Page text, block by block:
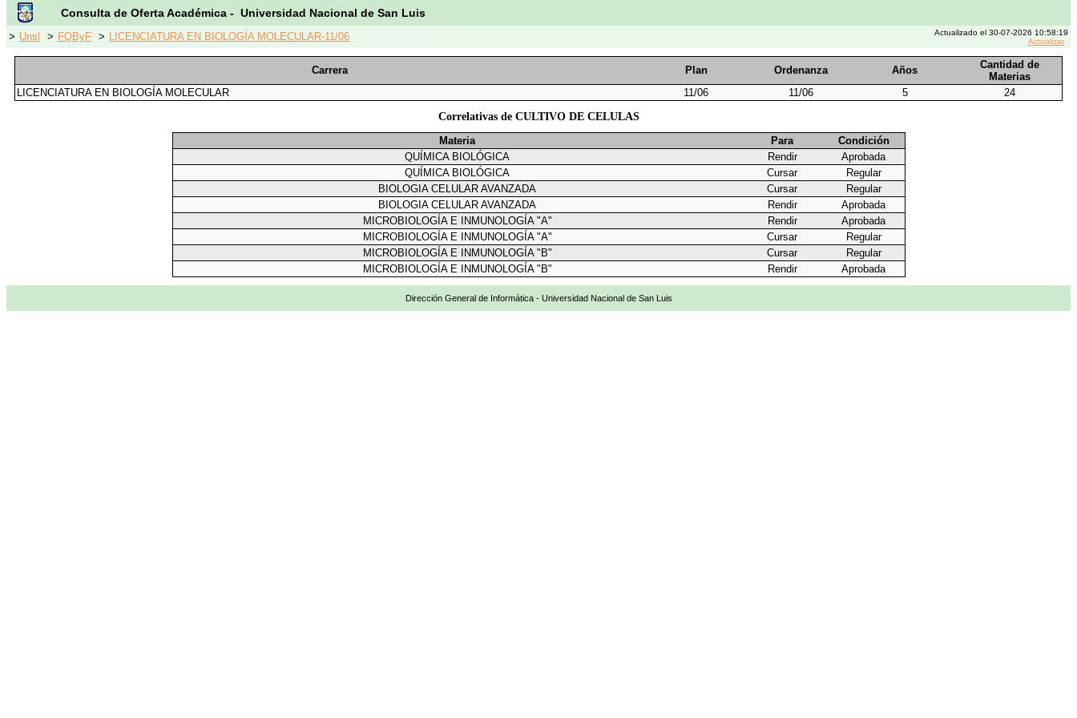
Consulta de Oferta Académica - Universidad Nacional de San Luis
> Unsl > FQByF > LICENCIATURA EN BIOLOGÍA MOLECULAR-11/06
Actualizado el 30-07-2026 10:58:19
Actualizar
Carrera Plan Ordenanza Años
Cantidad de
Materias
LICENCIATURA EN BIOLOGÍA MOLECULAR
11/06 11/06 5
24
Correlativas de CULTIVO DE CELULAS
Materia Para
Condición
QUÍMICA BIOLÓGICA
Rendir
Aprobada
QUÍMICA BIOLÓGICA
Cursar
Regular
BIOLOGIA CELULAR AVANZADA
Cursar
Regular
BIOLOGIA CELULAR AVANZADA
Rendir
Aprobada
MICROBIOLOGÍA E INMUNOLOGÍA "A"
Rendir
Aprobada
MICROBIOLOGÍA E INMUNOLOGÍA "A"
Cursar
Regular
MICROBIOLOGÍA E INMUNOLOGÍA "B"
Cursar
Regular
MICROBIOLOGÍA E INMUNOLOGÍA "B"
Rendir Aprobada
Dirección General de Informática - Universidad Nacional de San Luis